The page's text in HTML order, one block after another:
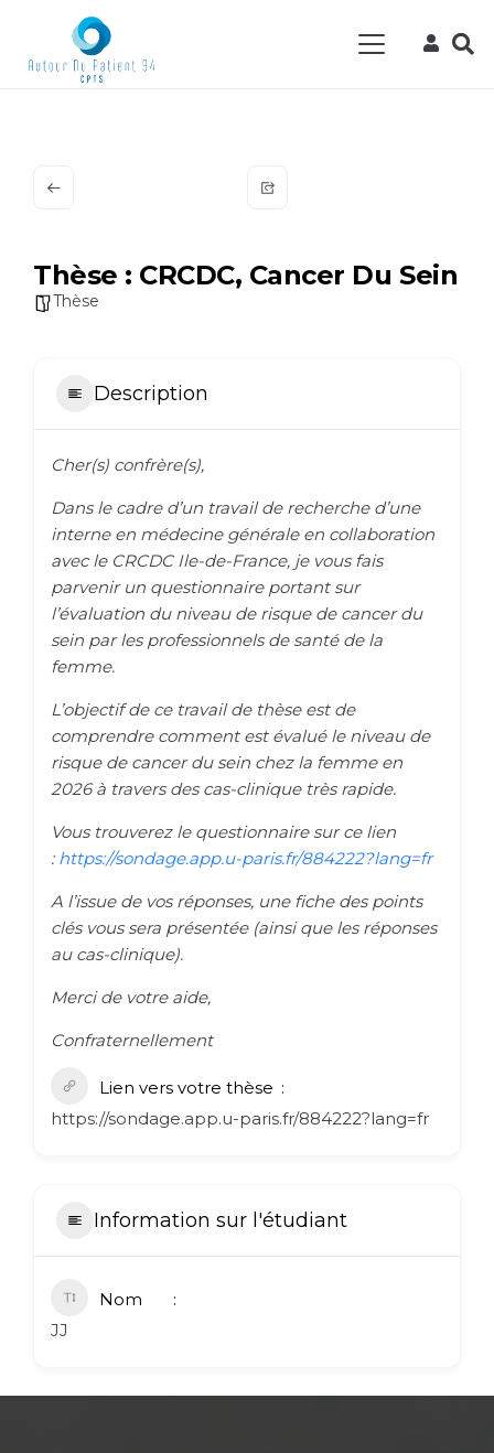
Thèse : CRCDC, Cancer Du Sein
Thèse
Description
Cher(s) confrère(s),
Dans le cadre d’un travail de recherche d’une
interne en médecine générale en collaboration
avec le CRCDC Ile-de-France, je vous fais
parvenir un questionnaire portant sur
l’évaluation du niveau de risque de cancer du
sein par les professionnels de santé de la
femme.
L’objectif de ce travail de thèse est de
comprendre comment est évalué le niveau de
risque de cancer du sein chez la femme en
2026 à travers des cas-clinique très rapide.
Vous trouverez le questionnaire sur ce lien
: https://sondage.app.u-paris.fr/884222?lang=fr
A l’issue de vos réponses, une fiche des points
clés vous sera présentée (ainsi que les réponses
au cas-clinique).
Merci de votre aide,
Confraternellement
Lien vers votre thèse
https://sondage.app.u-paris.fr/884222?lang=fr
Information sur l'étudiant
Nom
JJ